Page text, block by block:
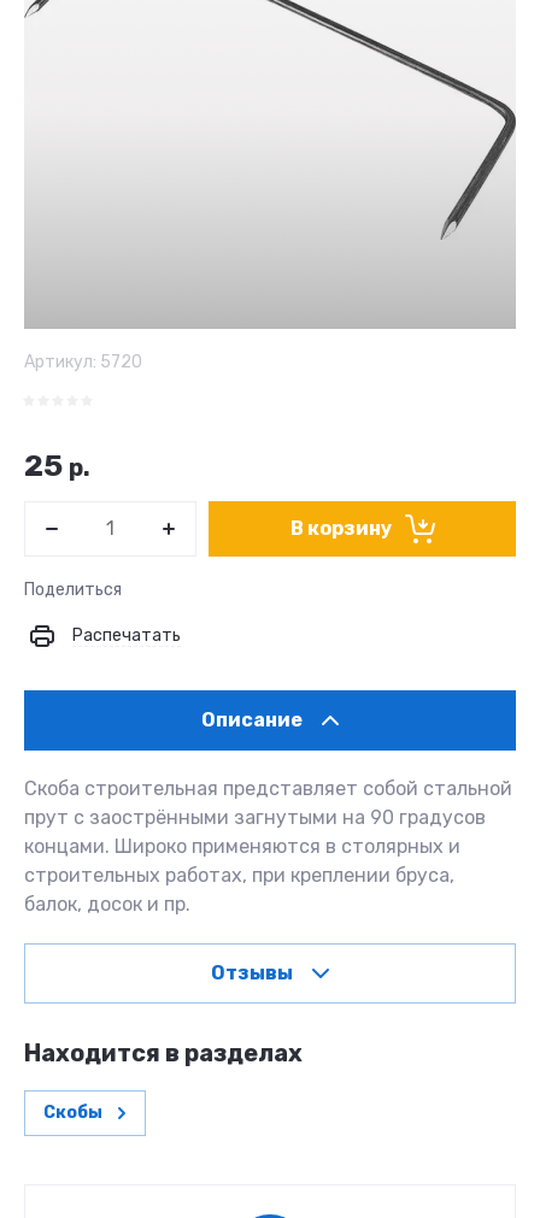
Артикул: 5720
25 р.
В корзину
Поделиться
Распечатать
Описание
Скоба строительная представляет собой стальной
прут с заострёнными загнутыми на 90 градусов
концами. Широко применяются в столярных и
строительных работах, при креплении бруса,
балок, досок и пр.
Отзывы
Находится в разделах
Скобы